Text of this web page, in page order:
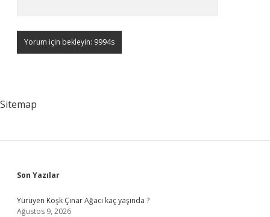
Sitemap
Sidebar
Son Yazılar
Yürüyen Köşk Çınar Ağacı kaç yaşında ?
Ağustos 9, 2026